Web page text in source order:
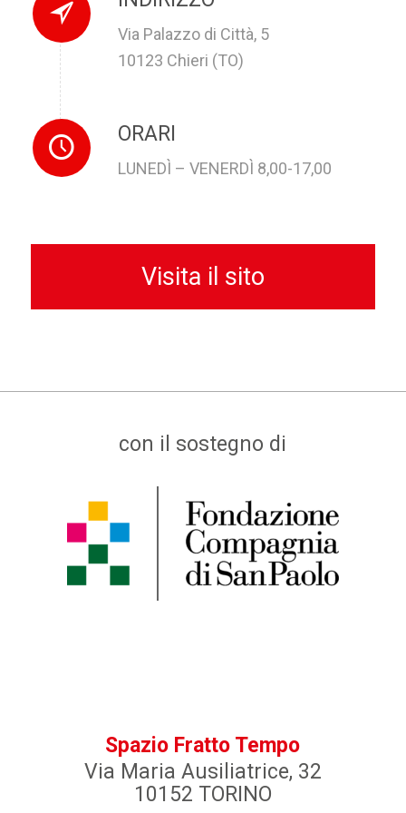
Via Palazzo di Città, 5
10123 Chieri (TO)
ORARI
LUNEDÌ – VENERDÌ 8,00-17,00
Visita il sito
con il sostegno di
Spazio Fratto Tempo
Via Maria Ausiliatrice, 32
10152 TORINO